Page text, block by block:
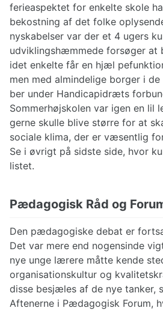
ferieaspektet for enkelte skole
bekostning af det folke
nyskabelser var der et 4 ugers
udviklingshæmmede forsøger at
idet enkelte får en hjæl
men med almindelige borger i
ber under Handicapidræts
Sommerhøjskolen var igen en lil
gerne skulle blive større for at
sociale klima, der er væsentlig
Se i øvrigt på sidste side, hvor
listet.
Pædagogisk Råd og
Den pædagogiske debat er
Det var mere end nogensinde
nye unge lærere måtte kende
organisationskultur og
disse besjæles af de nye tanker,
Aftenerne i Pædagogisk Forum,